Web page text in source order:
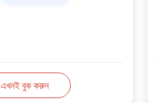
এখনই বুক করুন